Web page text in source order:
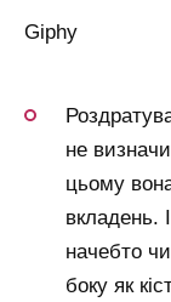
Giphy
не
цьому
вкладень.
начебто
боку як